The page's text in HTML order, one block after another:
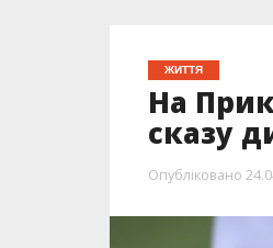
ЖИТТЯ
На
сказу
Опубліковано